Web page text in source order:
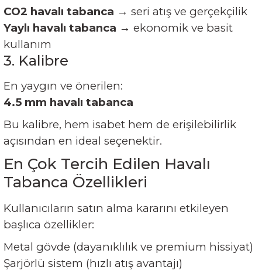
CO2 havalı tabanca → seri atış ve gerçekçilik
Yaylı havalı tabanca → ekonomik ve basit
kullanım
3. Kalibre
En yaygın ve önerilen:
4.5 mm havalı tabanca
Bu kalibre, hem isabet hem de erişilebilirlik
açısından en ideal seçenektir.
En Çok Tercih Edilen Havalı
Tabanca Özellikleri
Kullanıcıların satın alma kararını etkileyen
başlıca özellikler:
Metal gövde (dayanıklılık ve premium hissiyat)
Şarjörlü sistem (hızlı atış avantajı)